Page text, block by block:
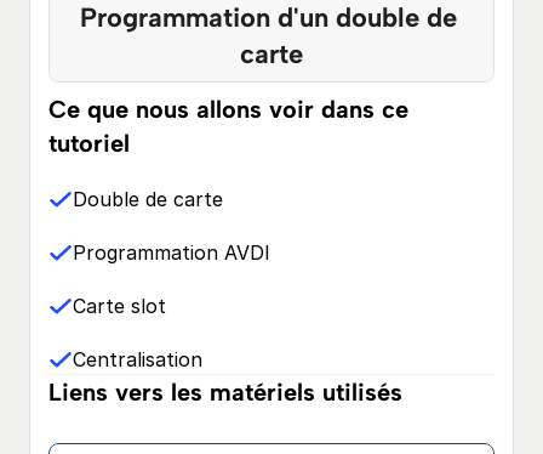
Programmation d'un double de
carte
Ce que nous allons voir dans ce
tutoriel
Double de carte
Programmation AVDI
Carte slot
Centralisation
Liens vers les matériels utilisés